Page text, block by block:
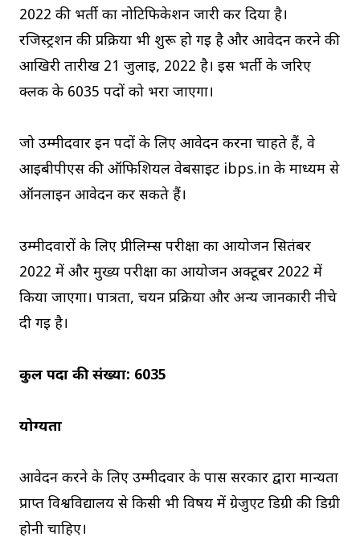
2022 की भर्ती का नोटिफिकेशन जारी कर दिया है।
रजिस्ट्रशन की प्रक्रिया भी शुरू हो गई है और आवेदन करने की
आखिरी तारीख 21 जुलाई, 2022 है। इस भर्ती के जरिए
क्लर्क के 6035 पदों को भरा जाएगा।
जो उम्मीदवार इन पदों के लिए आवेदन करना चाहते हैं, वे
आईबीपीएस की ऑफिशियल वेबसाइट ibps.in के माध्यम से
ऑनलाइन आवेदन कर सकते हैं।
उम्मीदवारों के लिए प्रीलिम्स परीक्षा का आयोजन सितंबर
2022 में और मुख्य परीक्षा का आयोजन अक्टूबर 2022 में
किया जाएगा। पात्रता, चयन प्रक्रिया और अन्य जानकारी नीचे
दी गई है।
कुल पदों की संख्या: 6035
योग्यता
आवेदन करने के लिए उम्मीदवार के पास सरकार द्वारा मान्यता
प्राप्त विश्वविद्यालय से किसी भी विषय में ग्रेजुएट डिग्री की डिग्री
होनी चाहिए।